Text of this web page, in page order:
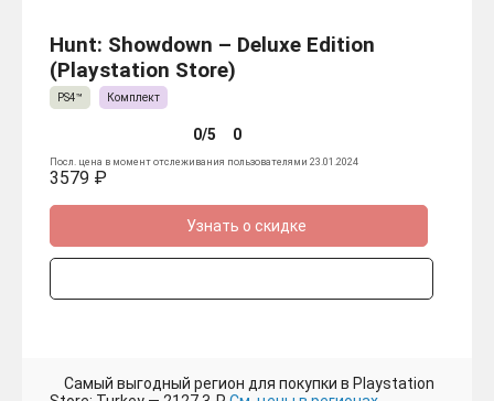
Hunt: Showdown – Deluxe Edition
(Playstation Store)
PS4™ Комплект
0/5 0
Посл. цена в момент отслеживания пользователями 23.01.2024
3579 ₽
Узнать о скидке
Самый выгодный регион для покупки в Playstation